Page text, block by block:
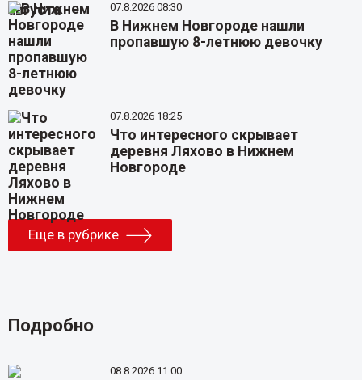
07.8.2026 08:30
В Нижнем Новгороде нашли
пропавшую 8-летнюю девочку
07.8.2026 18:25
Что интересного скрывает
деревня Ляхово в Нижнем
Новгороде
Еще в рубрике
Подробно
08.8.2026 11:00